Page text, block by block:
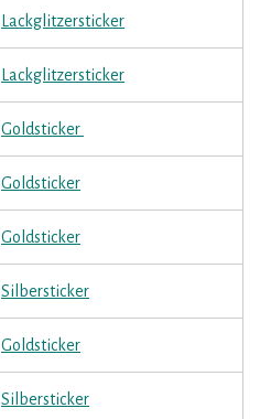
Lackglitzersticker
Lackglitzersticker
Goldsticker
Goldsticker
Goldsticker
Silbersticker
Goldsticker
Silbersticker